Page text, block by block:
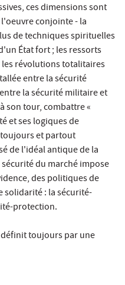
ces dimensions sont
conjointe - la
de techniques spirituelles
État fort ; les ressorts
révolutions totalitaires
entre la sécurité
la sécurité militaire et
son tour, combattre «
et ses logiques de
et partout
de l'idéal antique de la
du marché impose
des politiques de
solidarité : la sécurité-
protection.
toujours par une